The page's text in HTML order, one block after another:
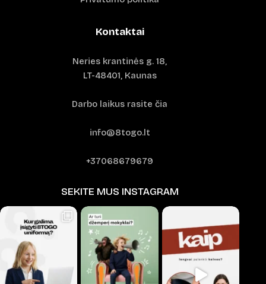
Kontaktai
Neries krantinės g. 18,
LT-48401, Kaunas
Darbo laikus rasite čia
info@8togo.lt
+37068679679
SEKITE MUS INSTAGRAM